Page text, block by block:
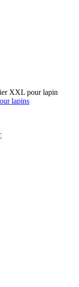
XXL pour lapin